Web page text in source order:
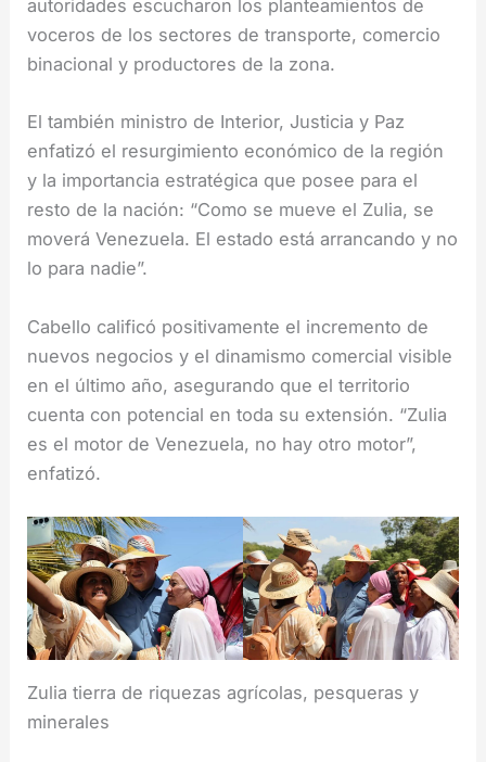
autoridades escucharon los planteamientos de
voceros de los sectores de transporte, comercio
binacional y productores de la zona.
El también ministro de Interior, Justicia y Paz
enfatizó el resurgimiento económico de la región
y la importancia estratégica que posee para el
resto de la nación: “Como se mueve el Zulia, se
moverá Venezuela. El estado está arrancando y no
lo para nadie”.
Cabello calificó positivamente el incremento de
nuevos negocios y el dinamismo comercial visible
en el último año, asegurando que el territorio
cuenta con potencial en toda su extensión. “Zulia
es el motor de Venezuela, no hay otro motor”,
enfatizó.
Zulia tierra de riquezas agrícolas, pesqueras y
minerales